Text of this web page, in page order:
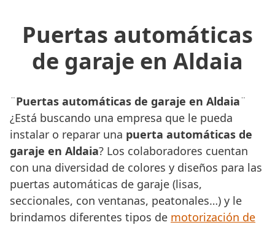
Puertas automáticas
de garaje en Aldaia
¨Puertas automáticas de garaje en Aldaia¨
¿Está buscando una empresa que le pueda
instalar o reparar una puerta automáticas de
garaje en Aldaia? Los colaboradores cuentan
con una diversidad de colores y diseños para las
puertas automáticas de garaje (lisas,
seccionales, con ventanas, peatonales…) y le
brindamos diferentes tipos de motorización de